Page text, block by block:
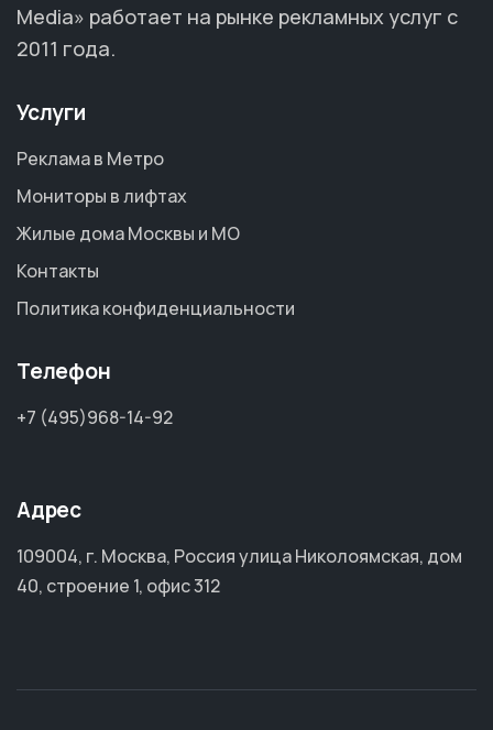
Media» работает на рынке рекламных услуг с
2011 года.
Услуги
Реклама в Метро
Мониторы в лифтах
Жилые дома Москвы и МО
Контакты
Политика конфиденциальности
Телефон
+7 (495)968-14-92
Адрес
109004, г. Москва, Россия улица Николоямская, дом
40, строение 1, офис 312